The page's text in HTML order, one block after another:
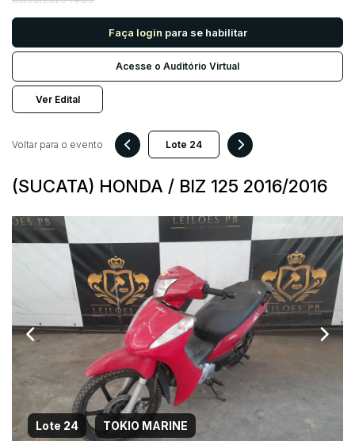
Faça login para se habilitar
Acesse o Auditório Virtual
Ver Edital
(SUCATA) HONDA / BIZ 125 2016/2016
Voltar para o evento
Lote 24 TOKIO MARINE